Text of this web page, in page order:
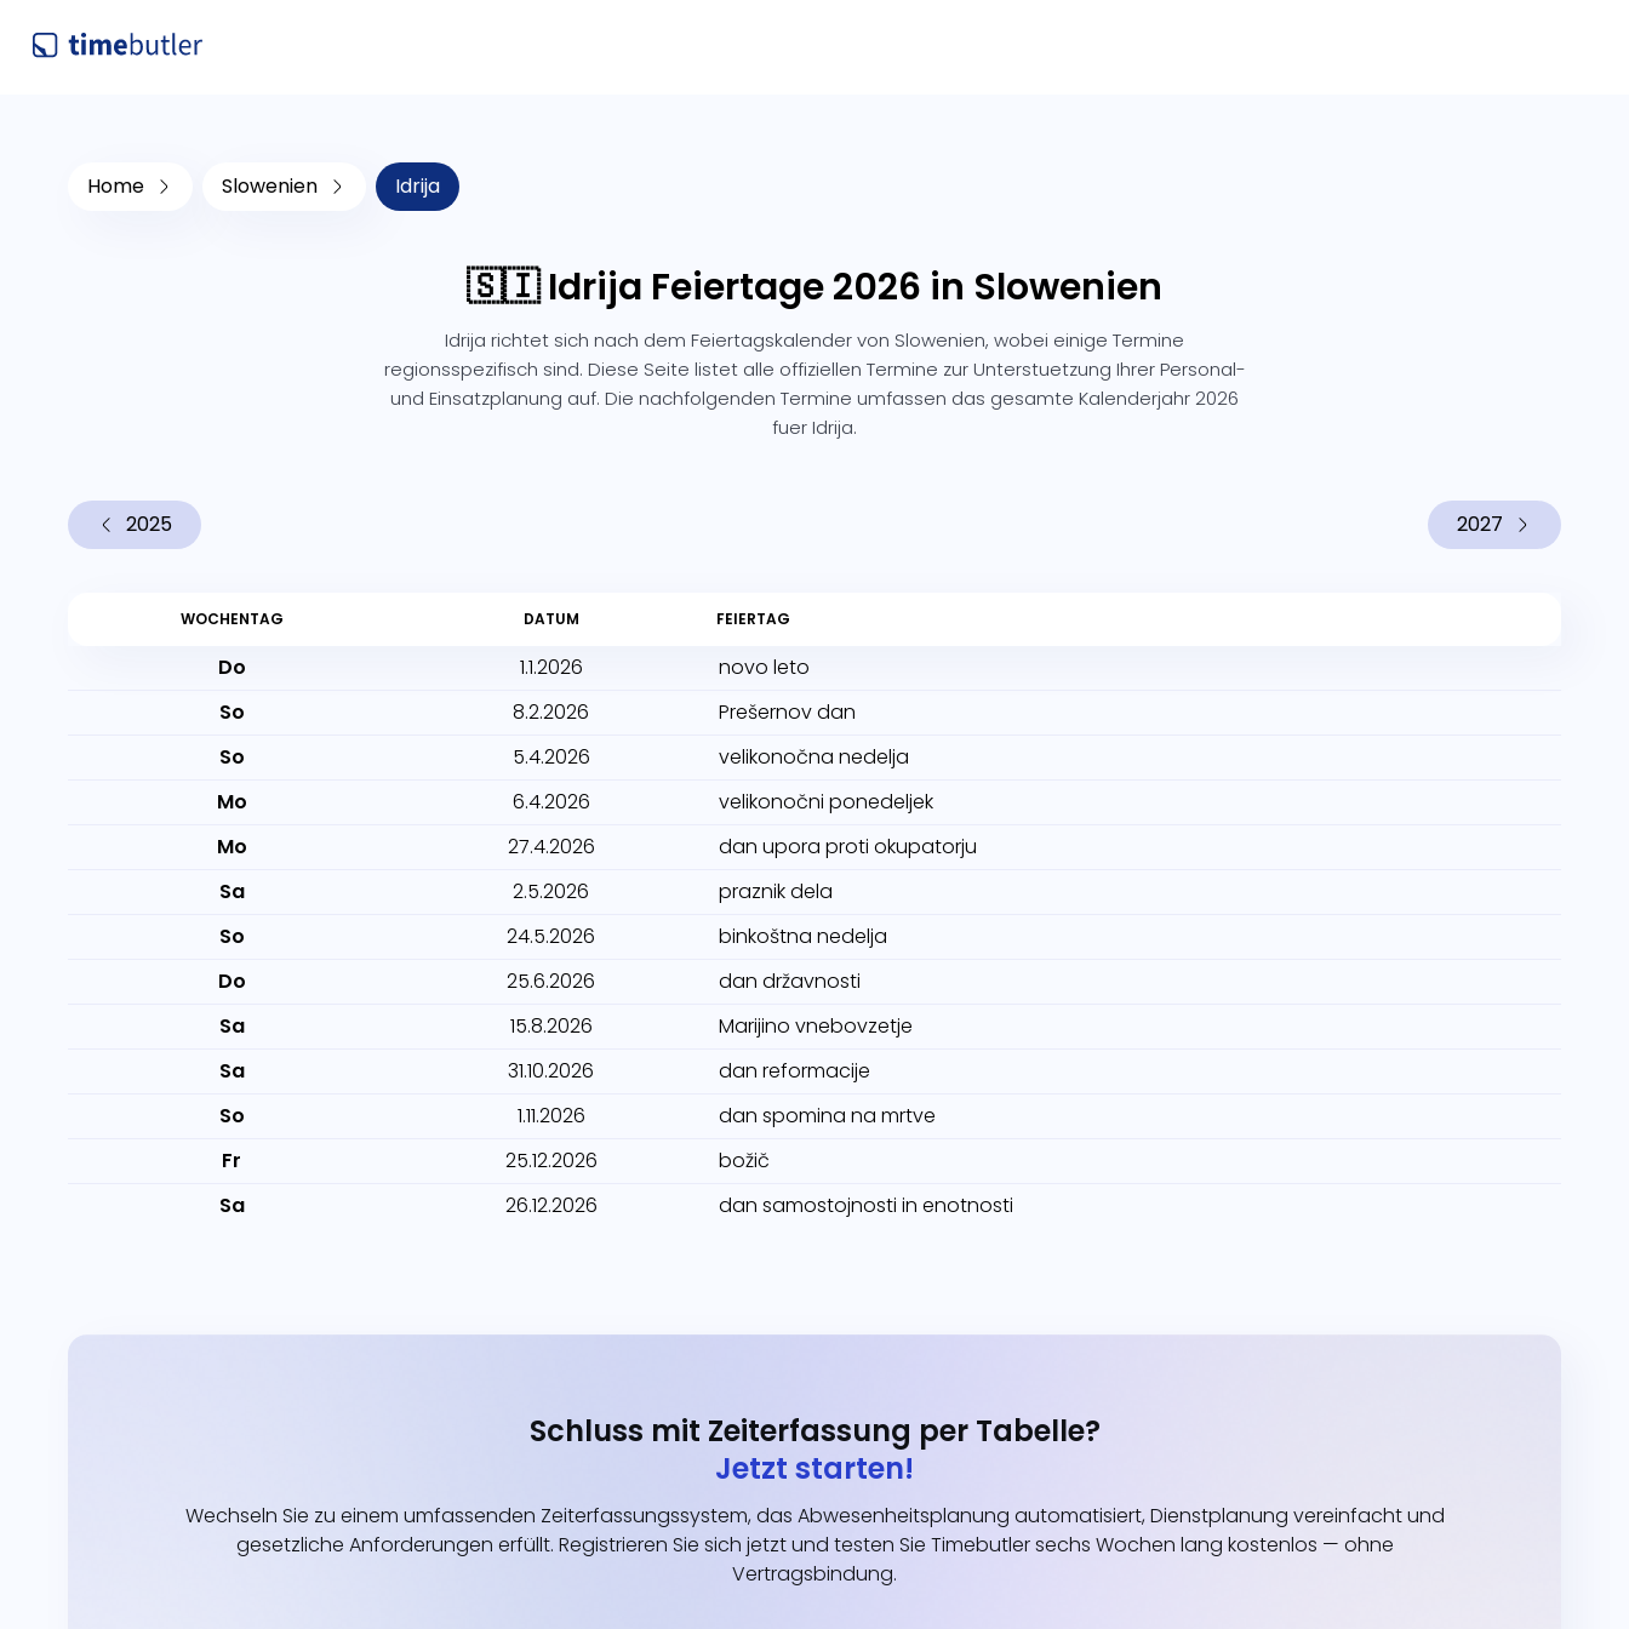
Home Slowenien Idrija
🇸🇮 Idrija Feiertage 2026 in Slowenien
Idrija richtet sich nach dem Feiertagskalender von Slowenien, wobei einige Termine
regionsspezifisch sind. Diese Seite listet alle offiziellen Termine zur Unterstuetzung Ihrer Personal-
und Einsatzplanung auf. Die nachfolgenden Termine umfassen das gesamte Kalenderjahr 2026
fuer Idrija.
2025 2027
WOCHENTAG DATUM FEIERTAG
Do 1.1.2026
novo leto
So
8.2.2026
Prešernov dan
So
5.4.2026
velikonočna nedelja
Mo
6.4.2026
velikonočni ponedeljek
Mo
27.4.2026
dan upora proti okupatorju
Sa
2.5.2026
praznik dela
So
24.5.2026
binkoštna nedelja
Do
25.6.2026
dan državnosti
Sa
15.8.2026
Marijino vnebovzetje
Sa
31.10.2026
dan reformacije
So
1.11.2026
dan spomina na mrtve
Fr
25.12.2026
božič
Sa
26.12.2026 dan samostojnosti in enotnosti
Schluss mit Zeiterfassung per Tabelle?
Jetzt starten!
Wechseln Sie zu einem umfassenden Zeiterfassungssystem, das Abwesenheitsplanung automatisiert, Dienstplanung vereinfacht und
gesetzliche Anforderungen erfüllt. Registrieren Sie sich jetzt und testen Sie Timebutler sechs Wochen lang kostenlos — ohne
Vertragsbindung.